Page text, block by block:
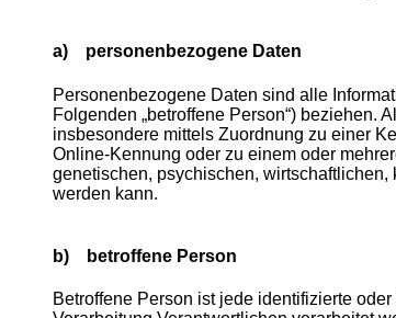
a) personenbezogene Daten
Personenbezogene Daten sind alle
Folgenden „betroffene Person“) beziehen.
insbesondere mittels Zuordnung zu einer
Online-Kennung oder zu einem oder
genetischen, psychischen,
werden kann.
b) betroffene Person
Betroffene Person ist jede identifizierte